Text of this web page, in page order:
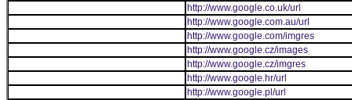
http://www.google.co.uk/url
http://www.google.com.au/url
http://www.google.com/imgres
http://www.google.cz/images
http://www.google.cz/imgres
http://www.google.hr/url
http://www.google.pl/url